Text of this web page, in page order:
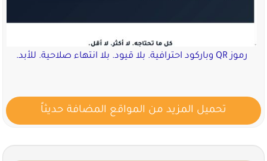
رموز QR وباركود احترافية. بلا قيود. بلا انتهاء صلاحية. للأبد.
تحميل المزيد من المواقع المضافة حديثاً